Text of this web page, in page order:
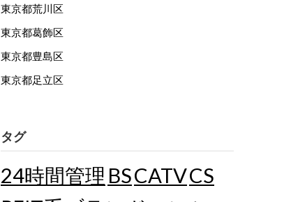
東京都荒川区
東京都葛飾区
東京都豊島区
東京都足立区
タグ
24時間管理 BSCATVCS